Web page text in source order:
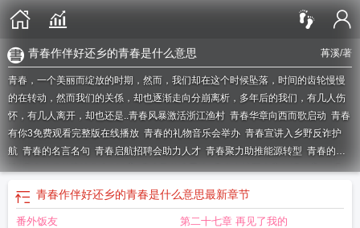
苒溪/著
青春作伴好还乡的青春是什么意思
青春，一个美丽而绽放的时期，然而，我们却在这个时候坠落，时间的齿轮慢慢
的在转动，然而我们的关係，却也逐渐走向分崩离析，多年后的我们，有几人伤
怀，有几人离开，却也还是..青春风暴激活浙江渔村 青春华章向西而歌启动 青春
有你3免费观看完整版在线播放 青春的礼物音乐会举办 青春宣讲入乡野反诈护
航 青春的名言名句 青春启航招聘会助力人才 青春聚力助推能源转型 青春的
诗青春价值的议论作文800字青春期的小男孩青春自护阳光寒假活动启动青
春还有世界杯
青春作伴好还乡的青春是什么意思 青春月谭电视剧免费观看
大概
掠夺青春经济新生态 青春斗免费全集电视剧高清
青春作伴好还乡的青春是什么意思最新章节
番外饭友 第二十七章 再见了我的